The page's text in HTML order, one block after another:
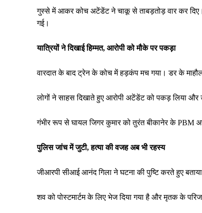
गुस्से में आकर कोच अटेंडेंट ने चाकू से ताबड़तोड़ वार कर
गई।
यात्रियों ने दिखाई हिम्मत, आरोपी को मौके पर पकड़ा
वारदात के बाद ट्रेन के कोच में हड़कंप मच गया। डर के
लोगों ने साहस दिखाते हुए आरोपी अटेंडेंट को पकड़ लिया
गंभीर रूप से घायल जिगर कुमार को तुरंत बीकानेर के PBM
पुलिस जांच में जुटी, हत्या की वजह अब भी रहस्य
जीआरपी सीआई आनंद गिला ने घटना की पुष्टि करते हुए
शव को पोस्टमार्टम के लिए भेज दिया गया है और मृतक के